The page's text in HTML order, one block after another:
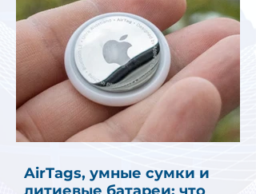
AirTags, умные сумки и